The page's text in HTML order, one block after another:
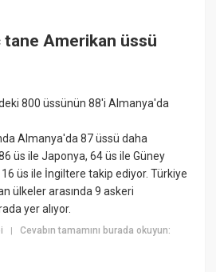
tane Amerikan üssü
800 üssünün 88'i Almanya'da
Almanya'da 87 üssü daha
üs ile Japonya, 64 üs ile Güney
üs ile İngiltere takip ediyor. Türkiye
ülkeler arasında 9 askeri
yer alıyor.
|Cevabın tamamını burada okuyun: